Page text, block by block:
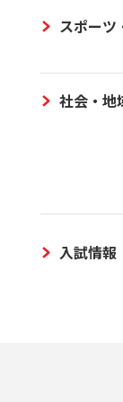
スポーツ
社会・地
入試情報